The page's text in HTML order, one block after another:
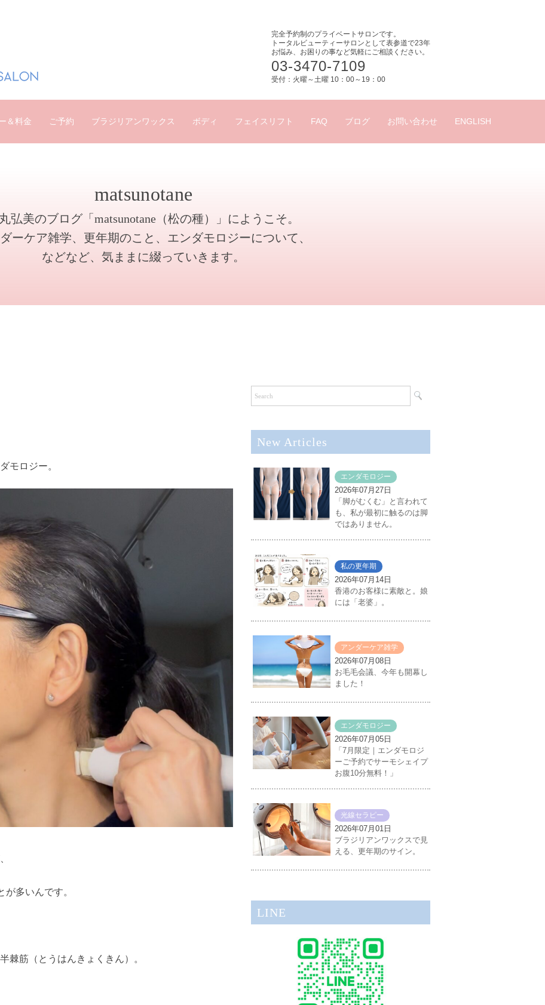
完全予約制のプライベートサロンです。
トータルビューティーサロンとして表参道で23年
お悩み、お困りの事など気軽にご相談ください。
03-3470-7109
受付：火曜～土曜 10：00～19：00
＆料金 ご予約 ブラジリアンワックス ボディ フェイスリフト FAQ ブログ お問い合わせ ENGLISH
matsunotane
弘美のブログ「matsunotane（松の種）」にようこそ。
ーケア雑学、更年期のこと、エンダモロジーについて、
などなど、気ままに綴っていきます。
モロジー。
が多いんです。
棘筋（とうはんきょくきん）。
New Articles
エンダモロジー
2026年07月27日
「脚がむくむ」と言われて
も、私が最初に触るのは脚
ではありません。
私の更年期
2026年07月14日
香港のお客様に素敵と。娘
には「老婆」。
アンダーケア雑学
2026年07月08日
お毛毛会議、今年も開幕し
ました！
エンダモロジー
2026年07月05日
「7月限定｜エンダモロジ
ーご予約でサーモシェイプ
お腹10分無料！」
光線セラピー
2026年07月01日
ブラジリアンワックスで見
える、更年期のサイン。
LINE